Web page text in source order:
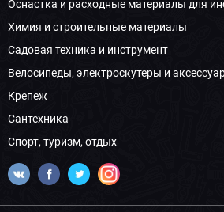
Оснастка и расходные материалы для
Химия и строительные материалы
Садовая техника и инструмент
Велосипеды, электроскутеры и
Крепеж
Сантехника
Спорт, туризм, отдых